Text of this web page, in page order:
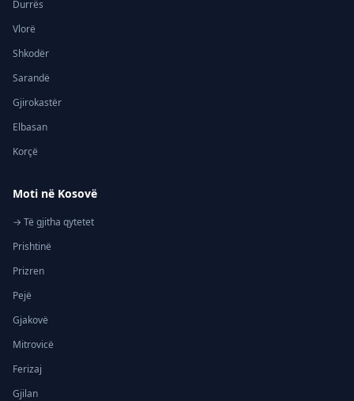
Durrës
Vlorë
Shkodër
Sarandë
Gjirokastër
Elbasan
Korçë
Moti në Kosovë
→ Të gjitha qytetet
Prishtinë
Prizren
Pejë
Gjakovë
Mitrovicë
Ferizaj
Gjilan